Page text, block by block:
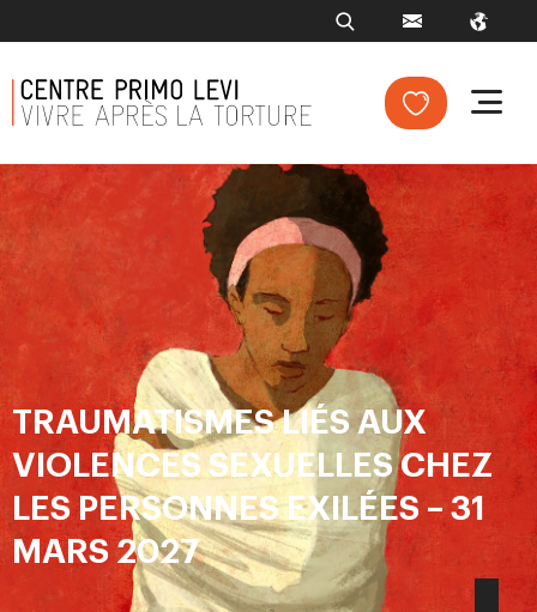
TRAUMATISMES LIÉS AUX
VIOLENCES SEXUELLES CHEZ
LES PERSONNES EXILÉES – 31
MARS 2027